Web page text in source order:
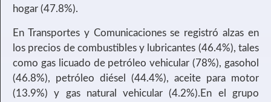
hogar (47.8%).
En Transportes y Comunicaciones se registró alzas en
los precios de combustibles y lubricantes (46.4%), tales
como gas licuado de petróleo vehicular (78%), gasohol
(46.8%), petróleo diésel (44.4%), aceite para motor
(13.9%) y gas natural vehicular (4.2%).En el grupo